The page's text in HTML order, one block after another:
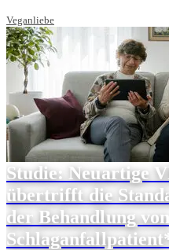
Veganliebe
Studie: Neuartige
übertrifft die
der Behandlung von